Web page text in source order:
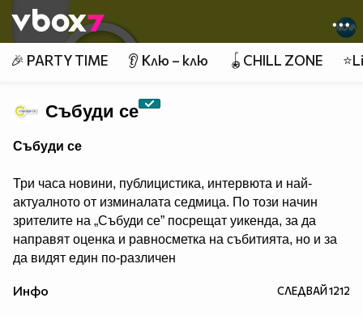
👾
🎉 PARTY TIME 👂 Клю – клю 🪀CHILL ZONE
Събуди се
Събуди се
Три часа новини, публицистика, интервюта и най-
актуалното от изминалата седмица. По този начин
зрителите на „Събуди се” посрещат уикенда, за да
направят оценка и равносметка на събитията, но и за
да видят един по-различен
Инфо СЛЕДВАЙ1212